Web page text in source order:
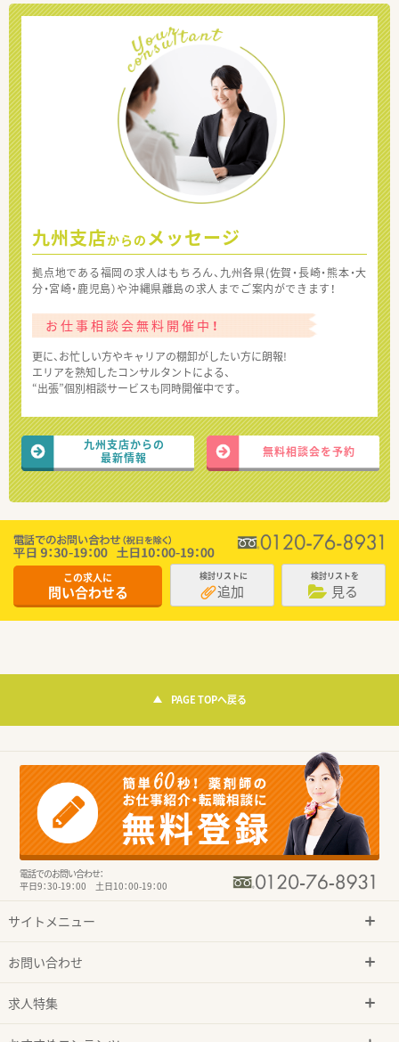
九州支店からの メッセージ
拠点地である福岡の求人はもちろん、九州各県(佐賀・長崎・熊本・大
分・宮崎・鹿児島）や沖縄県離島の求人までご案内ができます！
お仕事相談会無料開催中！
更に、お忙しい方やキャリアの棚卸がしたい方に朗報!
エリアを熟知したコンサルタントによる、
“出張”個別相談サービスも同時開催中です。
九州支店からの
最新情報
無料相談会を予約
この求人に
問い合わせる
検討リストに
追加
検討リストを
見る
PAGE TOPへ戻る
電話でのお問い合わせ：
平日9：30-19：00 土日10：00-19：00
サイトメニュー
お問い合わせ
求人特集